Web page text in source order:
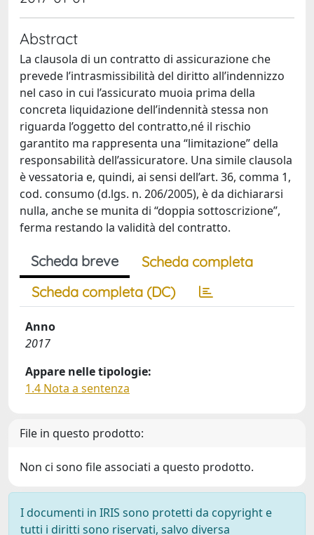
Abstract
La clausola di un contratto di assicurazione che
prevede l’intrasmissibilità del diritto all’indennizzo
nel caso in cui l’assicurato muoia prima della
concreta liquidazione dell’indennità stessa non
riguarda l’oggetto del contratto,né il rischio
garantito ma rappresenta una “limitazione” della
responsabilità dell’assicuratore. Una simile clausola
è vessatoria e, quindi, ai sensi dell’art. 36, comma 1,
cod. consumo (d.lgs. n. 206/2005), è da dichiararsi
nulla, anche se munita di “doppia sottoscrizione”,
ferma restando la validità del contratto.
Scheda breve
Scheda completa
Scheda completa (DC)
Anno
2017
Appare nelle tipologie:
1.4 Nota a sentenza
File in questo prodotto:
Non ci sono file associati a questo prodotto.
I documenti in IRIS sono protetti da copyright e
tutti i diritti sono riservati, salvo diversa